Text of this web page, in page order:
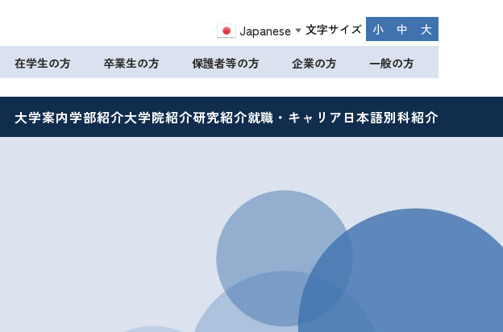
Japanese ▼ 文字サイズ 小 中 大
在学生の方 卒業生の方 保護者等の方 企業の方 一般の方
大学案内学部紹介大学院紹介研究紹介就職・キャリア 日本語別科紹介